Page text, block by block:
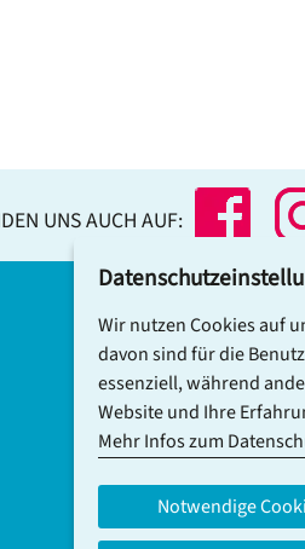
UNS AUCH AUF:
DCV-
Wir nutzen Cookies auf
davon sind für die
essenziell, während
Website und Ihre
Mehr Infos zum
Notwendige